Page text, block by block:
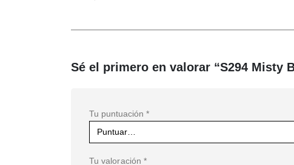
Sé el primero en valorar “S294 Misty
Tu puntuación *
Tu valoración *